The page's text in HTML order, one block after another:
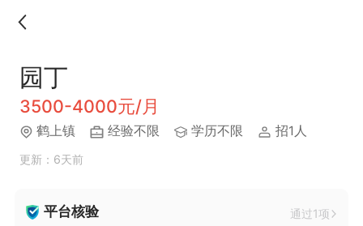
园丁
3500-4000元/月
​鹤上镇 经验不限 学历不限 招1人
更新：6天前
平台核验 通过1项